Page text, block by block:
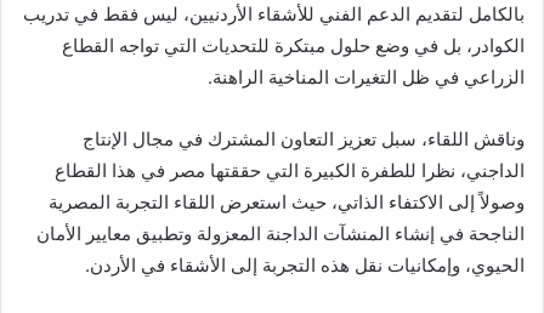
بالكامل لتقديم الدعم الفني للأشقاء الأردنيين، ليس فقط في تدريب
الكوادر، بل في وضع حلول مبتكرة للتحديات التي تواجه القطاع
الزراعي في ظل التغيرات المناخية الراهنة.
وناقش اللقاء، سبل تعزيز التعاون المشترك في مجال الإنتاج
الداجني، نظرا للطفرة الكبيرة التي حققتها مصر في هذا القطاع
وصولاً إلى الاكتفاء الذاتي، حيث استعرض اللقاء التجربة المصرية
الناجحة في إنشاء المنشآت الداجنة المعزولة وتطبيق معايير الأمان
الحيوي، وإمكانيات نقل هذه التجربة إلى الأشقاء في الأردن.